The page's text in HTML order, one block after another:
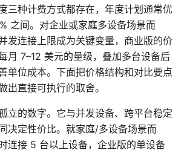
三种计费方式都存在，年度计划通常优
之间。对企业或家庭多设备场景而
发连接上限成为关键变量，商业版的价
月 7–12 美元的量级，叠加多台设备后
单位成本。下面把价格结构和对比要点
出直接可执行的取舍。
立的数字。它与并发设备、跨平台稳定
决定性价比。就家庭/多设备场景而
连接 5 台以上设备，企业版的单设备